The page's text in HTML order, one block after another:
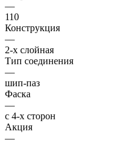
—
110
Конструкция
—
2-х слойная
Тип соединения
—
шип-паз
Фаска
—
с 4-х сторон
Акция
—